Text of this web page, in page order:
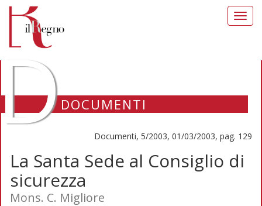
DOCUMENTI
Documenti, 5/2003, 01/03/2003, pag. 129
La Santa Sede al Consiglio di
sicurezza
Mons. C. Migliore